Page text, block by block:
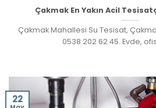
Çakmak En Yakın Acil
Çakmak Mahallesi Su Tesisat,
0538 202 62 45. Evde,
22